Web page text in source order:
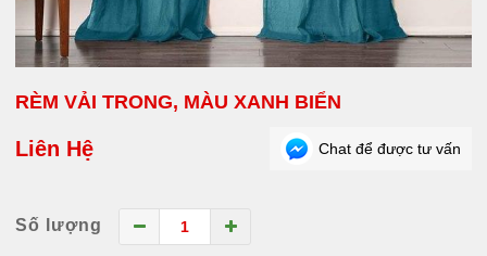
RÈM VẢI TRONG, MÀU XANH BIỂN
Liên Hệ Chat để được tư vấn
Số lượng